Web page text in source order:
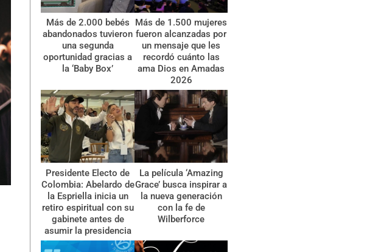
Más de 2.000 bebés
abandonados tuvieron
una segunda
oportunidad gracias a
la ‘Baby Box’
Más de 1.500 mujeres
fueron alcanzadas por
un mensaje que les
recordó cuánto las
ama Dios en Amadas
2026
Presidente Electo de
Colombia: Abelardo de
la Espriella inicia un
retiro espiritual con su
gabinete antes de
asumir la presidencia
La película ‘Amazing
Grace’ busca inspirar a
la nueva generación
con la fe de
Wilberforce